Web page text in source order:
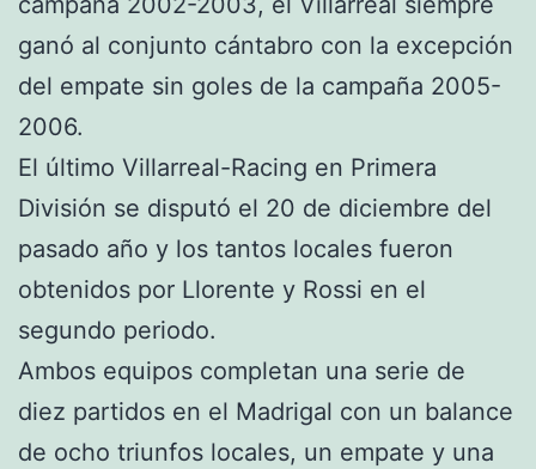
ganó al conjunto cántabro con la excepción
del empate sin goles de la campaña 2005-
2006.
El último Villarreal-Racing en Primera
División se disputó el 20 de diciembre del
pasado año y los tantos locales fueron
obtenidos por Llorente y Rossi en el
segundo periodo.
Ambos equipos completan una serie de
diez partidos en el Madrigal con un balance
de ocho triunfos locales, un empate y una